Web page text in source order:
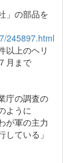
」の部品を
245897.html
以上のヘリ
月まで
庁の調査の
ように
が軍の主力
ている」